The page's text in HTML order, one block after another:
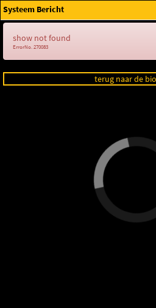
Systeem Bericht
show not found
ErrorNo. 270083
terug naar de